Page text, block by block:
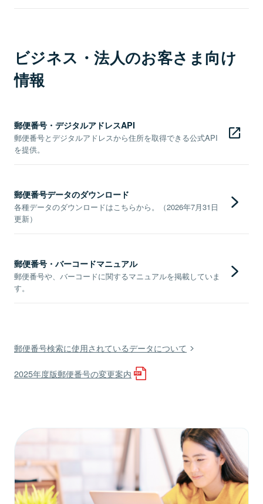
ビジネス・法人のお客さま向け
情報
郵便番号・デジタルアドレスAPI
郵便番号とデジタルアドレスから住所を取得できる公式API
を提供。
郵便番号データのダウンロード
各種データのダウンロードはこちらから。（2026年7月31日
更新）
郵便番号・バーコードマニュアル
郵便番号や、バーコードに関するマニュアルを掲載していま
す。
郵便番号検索に使用されているデータについて
2025年度版郵便番号の変更案内